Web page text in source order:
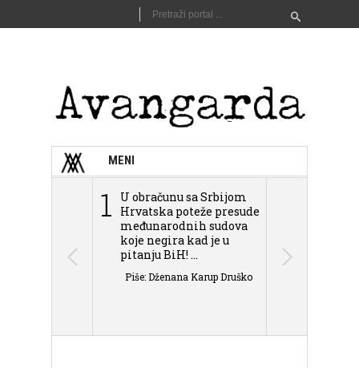
MENI
1
U obračunu sa Srbijom
Hrvatska poteže presude
međunarodnih sudova
koje negira kad je u
pitanju BiH! ...
Piše: Dženana Karup Druško